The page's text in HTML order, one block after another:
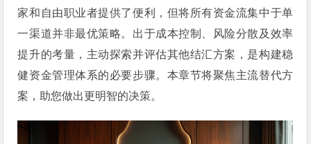
家和自由职业者提供了便利，但将所有资金流集中于单
一渠道并非最优策略。出于成本控制、风险分散及效率
提升的考量，主动探索并评估其他结汇方案，是构建稳
健资金管理体系的必要步骤。本章节将聚焦主流替代方
案，助您做出更明智的决策。